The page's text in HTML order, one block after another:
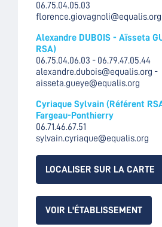
06.75.04.05.03
florence.giovagnoli@equalis.org
Alexandre DUBOIS - Aïsseta
RSA)
06.75.04.06.03 - 06.79.47.05.44
alexandre.dubois@equalis.org -
aisseta.gueye@equalis.org
Cyriaque Sylvain (Référent
Fargeau-Ponthierry
06.71.46.67.51
sylvain.cyriaque@equalis.org
LOCALISER SUR LA CARTE
VOIR L'ÉTABLISSEMENT